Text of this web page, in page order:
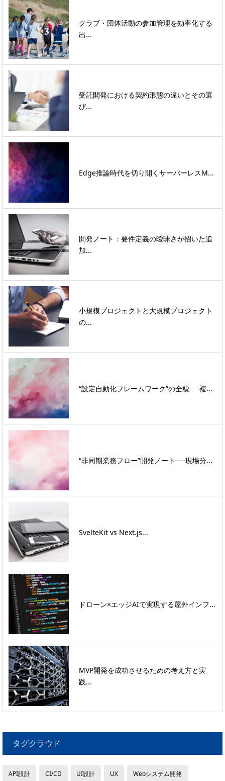
クラブ・団体活動の参加管理を効率化する
出...
受託開発における契約形態の違いとその選
び...
Edge推論時代を切り開くサーバーレスM...
開発ノート：要件定義の曖昧さが招いた追
加...
小規模プロジェクトと大規模プロジェクト
の...
“設定自動化フレームワーク”の全貌──複...
“非同期業務フロー”開発ノート──現場分...
SvelteKit vs Next.js...
ドローン×エッジAIで実現する屋外インフ...
MVP開発を成功させるための考え方と実
践...
タグクラウド
API設計 CI/CD UI設計 UX Webシステム開発